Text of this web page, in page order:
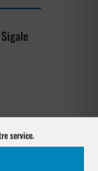
service.